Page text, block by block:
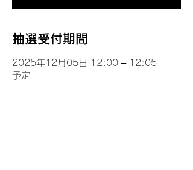
抽選受付期間
2025年12月05日 12:00 – 12:05
予定